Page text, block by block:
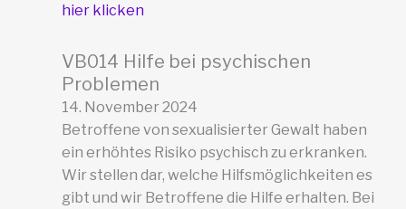
hier klicken
VB014 Hilfe bei psychischen
Problemen
14. November 2024
Betroffene von sexualisierter Gewalt haben
ein erhöhtes Risiko psychisch zu erkranken.
Wir stellen dar, welche Hilfsmöglichkeiten es
gibt und wir Betroffene die Hilfe erhalten. Bei